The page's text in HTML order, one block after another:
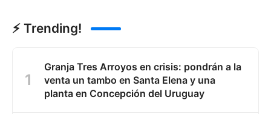
⚡ Trending!
Granja Tres Arroyos en crisis: pondrán a la
venta un tambo en Santa Elena y una
planta en Concepción del Uruguay